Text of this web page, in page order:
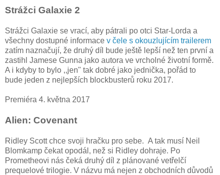
Strážci Galaxie 2
Strážci Galaxie se vrací, aby pátrali po otci Star-Lorda a
všechny dostupné informace v čele s okouzlujícím trailerem
zatím naznačují, že druhý díl bude ještě lepší než ten první a
zastihl Jamese Gunna jako autora ve vrcholné životní formě.
A i kdyby to bylo ,,jen" tak dobré jako jednička, pořád to
bude jeden z nejlepších blockbusterů roku 2017.
Premiéra 4. května 2017
Alien: Covenant
Ridley Scott chce svoji hračku pro sebe. A tak musí Neil
Blomkamp čekat opodál, než si Ridley dohraje. Po
Prometheovi nás čeká druhý díl z plánované vetřelčí
prequelové trilogie. V názvu má nejen z obchodních důvodů